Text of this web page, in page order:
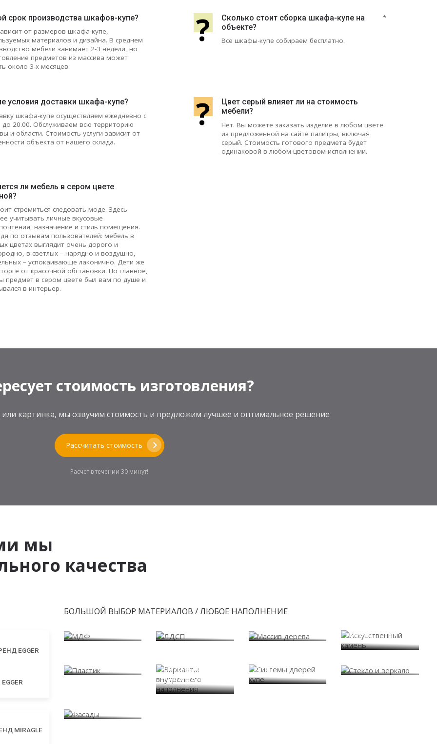
срок производства шкафов-купе?
от размеров шкафа-купе,
материалов и дизайна. В среднем
мебели занимает 2-3 недели, но
предметов из массива может
около 3-х месяцев.
?
Сколько стоит сборка шкафа-купе на
объекте?
Все шкафы-купе собираем бесплатно.
*
условия доставки шкафа-купе?
шкафа-купе осуществляем ежедневно с
до 20.00. Обслуживаем всю территорию
и области. Стоимость услуги зависит от
объекта от нашего склада.
?
Цвет серый влияет ли на стоимость
мебели?
Нет. Вы можете заказать изделие в любом цвете
из предложенной на сайте палитры, включая
серый. Стоимость готового предмета будет
одинаковой в любом цветовом исполнении.
ли мебель в сером цвете
стремиться следовать моде. Здесь
учитывать личные вкусовые
назначение и стиль помещения.
по отзывам пользователей: мебель в
цветах выглядит очень дорого и
в светлых – нарядно и воздушно,
– успокаивающе лаконично. Дети же
от красочной обстановки. Но главное,
предмет в сером цвете был вам по душе и
в интерьер.
стоимость изготовления?
или картинка, мы озвучим стоимость и предложим лучшее и оптимальное решение
Рассчитать стоимость
Расчет в течении 30 минут!
мы
качества
EGGER
БОЛЬШОЙ ВЫБОР МАТЕРИАЛОВ / ЛЮБОЕ НАПОЛНЕНИЕ
камень
внутреннего
наполнения
купе